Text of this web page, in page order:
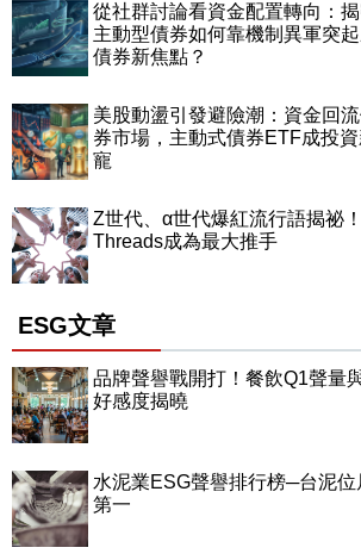
從社群討論看資金配置轉向：
主動型債券如何靠機制異軍突
債券新焦點？
美股動盪引發避險潮：資金回
券市場，主動式債券ETF成投
寵
Z世代、α世代爆紅流行語揭祕！
Threads成為最大推手
ESG文章
品牌聲譽戰開打！餐飲Q1聲量
好感度揭曉
水泥業ESG聲譽排行榜─台泥位
第一